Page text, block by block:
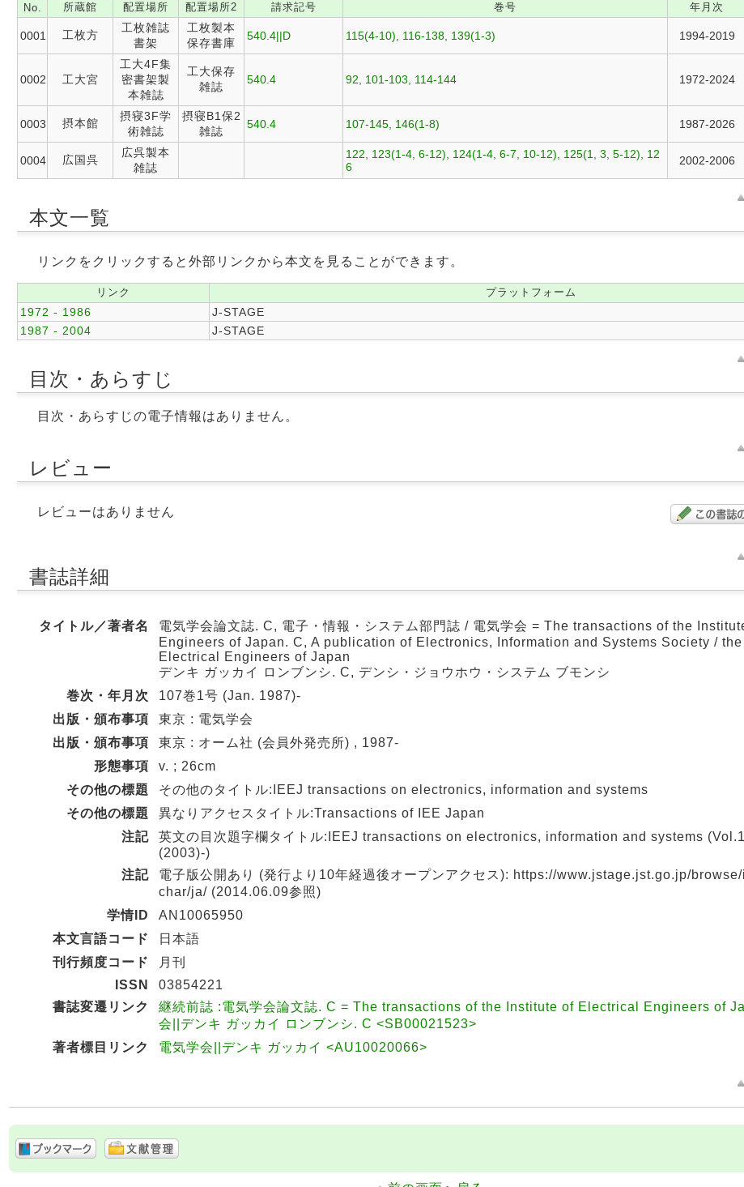
No. 所蔵館 配置場所 配置場所2 請求記号 巻号 年月次
0001 工枚方
工枚雑誌
書架
工枚製本
保存書庫
540.4||D 115(4-10), 116-138, 139(1-3) 1994-2019
0002 工大宮
工大4F集
密書架製
本雑誌
工大保存
雑誌
540.4 92, 101-103, 114-144 1972-2024
0003 摂本館
摂寝3F学
術雑誌
摂寝B1保2
雑誌
540.4 107-145, 146(1-8) 1987-2026
0004 広国呉
広呉製本
雑誌
122, 123(1-4, 6-12), 124(1-4, 6-7, 10-12), 125(1, 3, 5-12), 12
6
2002-2006
本文一覧
リンクをクリックすると外部リンクから本文を見ることができます。
リンク プラットフォーム
1972 - 1986
J-STAGE
1987 - 2004
J-STAGE
目次・あらすじ
目次・あらすじの電子情報はありません。
レビュー
レビューはありません
書誌詳細
タイトル／著者名
電気学会論文誌. C, 電子・情報・システム部門誌 / 電気学会 = The transactions of the
Engineers of Japan. C, A publication of Electronics, Information and Systems Society /
Electrical Engineers of Japan
デンキ ガッカイ ロンブンシ. C, デンシ・ジョウホウ・システム ブモンシ
巻次・年月次
107巻1号 (Jan. 1987)-
出版・頒布事項
東京 : 電気学会
出版・頒布事項
東京 : オーム社 (会員外発売所) , 1987-
形態事項
v. ; 26cm
その他の標題
その他のタイトル:IEEJ transactions on electronics, information and systems
その他の標題
異なりアクセスタイトル:Transactions of IEE Japan
注記
英文の目次題字欄タイトル:IEEJ transactions on electronics, information and systems
(2003)-)
注記
電子版公開あり (発行より10年経過後オープンアクセス): https://www.jstage.jst.go.jp/
char/ja/ (2014.06.09参照)
学情ID
AN10065950
本文言語コード
日本語
刊行頻度コード
月刊
ISSN
03854221
書誌変遷リンク
継続前誌 :電気学会論文誌. C = The transactions of the Institute of Electrical Engineers of
会||デンキ ガッカイ ロンブンシ. C <SB00021523>
著者標目リンク
電気学会||デンキ ガッカイ <AU10020066>